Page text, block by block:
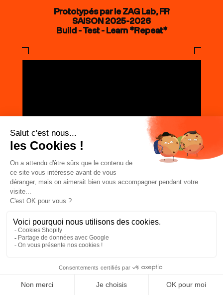
Prototypés par le ZAG Lab, FR
SAISON 2025-2026
Build - Test - Learn *Repeat*
REJOIGNEZ LA COMMUNAUTÉ